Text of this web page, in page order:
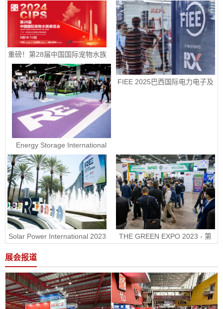
FIEE 2025巴西国际电力电子及
重磅！第28届中国国际宠物水族
展览会定档9月10-13日
Energy Storage International
2023 - 美国国际电池储能展ESI
Solar Power International 2023
- 美国国际太阳能展RE+
THE GREEN EXPO 2023 - 第
30届墨西哥绿色能源展
展会报道